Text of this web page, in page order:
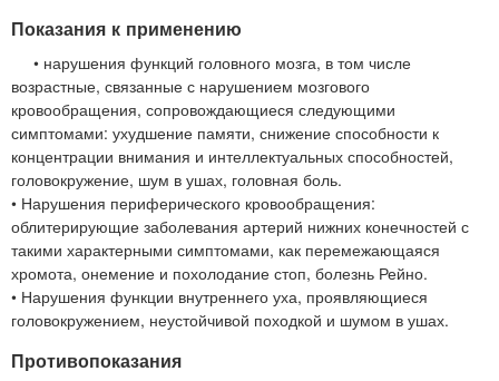
Показания к применению
• нарушения функций головного мозга, в том числе
возрастные, связанные с нарушением мозгового
кровообращения, сопровождающиеся следующими
симптомами: ухудшение памяти, снижение способности к
концентрации внимания и интеллектуальных способностей,
головокружение, шум в ушах, головная боль.
• Нарушения периферического кровообращения:
облитерирующие заболевания артерий нижних конечностей с
такими характерными симптомами, как перемежающаяся
хромота, онемение и похолодание стоп, болезнь Рейно.
• Нарушения функции внутреннего уха, проявляющиеся
головокружением, неустойчивой походкой и шумом в ушах.
Противопоказания